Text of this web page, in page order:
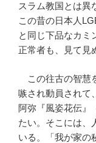
スラム教国とは異
この昔の日本人
と同じ下品なカミ
正常者も、見て見
この往古の智慧
嗾され動員されて
阿弥『風姿花伝』
たい。そこには、
いる。「我が家の